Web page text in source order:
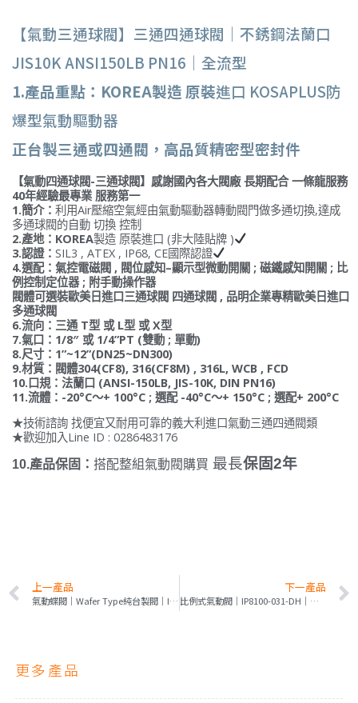
【氣動三通球閥】三通四通球閥｜不銹鋼法蘭口
JIS10K ANSI150LB PN16｜全流型
1.產品重點：KOREA製造 原裝進口 KOSAPLUS防
爆型氣動驅動器
正台製三通或四通閥，高品質精密型密封件
【氣動四通球閥-三通球閥】感謝國內各大閥廠 長期配合 一條龍服務
40年經驗最專業 服務第一
1.簡介： 利用Air壓縮空氣經由氣動驅動器轉動閥門做多通切換,達成
多通球閥的自動 切換 控制
2.產地：KOREA製造 原裝進口 (非大陸貼牌 )
3.認證： SIL3 , ATEX , IP68, CE國際認證
4.選配：氣控電磁閥 , 閥位感知–顯示型微動開關 ; 磁鐵感知開關 ; 比
例控制定位器 ; 附手動操作器
閥體可選裝歐美日進口三通球閥 四通球閥 , 品明企業專精歐美日進口
多通球閥
6.流向：三通 T型 或 L型 或 X型
7.氣口：1/8″ 或 1/4”PT (雙動 ; 單動)
8.尺寸：1”~12”(DN25~DN300)
9.材質：閥體304(CF8), 316(CF8M) , 316L, WCB , FCD
10.口規：法蘭口 (ANSI-150LB, JIS-10K, DIN PN16)
11.流體：-20°C〜+ 100°C ; 選配 -40°C〜+ 150°C ; 選配+ 200°C
★技術諮詢 找便宜又耐用可靠的義大利進口氣動三通四通閥類
★歡迎加入Line ID : 0286483176
10.產品保固： 搭配整組氣動閥購買 最長保固2年
上一產品
氣動蝶閥｜Wafer Type純台製閥｜ITALY AP系列防爆型鋁合金驅動器
下一產品
比例式氣動閥｜IP8100-031-DH｜不銹鋼法蘭口｜V型球體｜自動比例控制｜RD
更多產品